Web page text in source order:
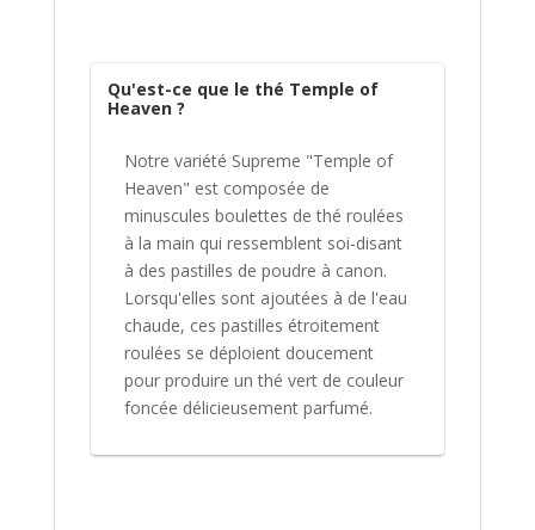
Qu'est-ce que le thé Temple of
Heaven ?
Notre variété Supreme "Temple of
Heaven" est composée de
minuscules boulettes de thé roulées
à la main qui ressemblent soi-disant
à des pastilles de poudre à canon.
Lorsqu'elles sont ajoutées à de l'eau
chaude, ces pastilles étroitement
roulées se déploient doucement
pour produire un thé vert de couleur
foncée délicieusement parfumé.